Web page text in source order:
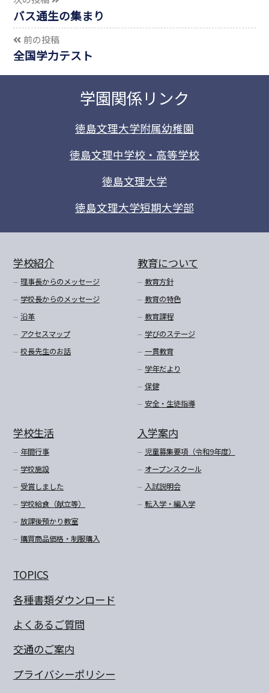
バス通生の集まり
前の投稿
全国学力テスト
学園関係リンク
徳島文理大学附属幼稚園
徳島文理中学校・高等学校
徳島文理大学
徳島文理大学短期大学部
学校紹介
理事長からのメッセージ
学校長からのメッセージ
沿革
アクセスマップ
校長先生のお話
教育について
教育方針
教育の特色
教育課程
学びのステージ
一貫教育
学年だより
保健
安全・生徒指導
学校生活
年間行事
学校施設
受賞しました
学校給食（献立等）
放課後預かり教室
購買商品価格・制服購入
入学案内
児童募集要項（令和9年度）
オープンスクール
入試説明会
転入学・編入学
TOPICS
各種書類ダウンロード
よくあるご質問
交通のご案内
プライバシーポリシー